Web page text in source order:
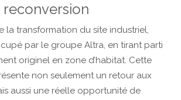
la transformation du site industriel,
par le groupe Altra, en tirant parti
originel en zone d’habitat. Cette
non seulement un retour aux
aussi une réelle opportunité de